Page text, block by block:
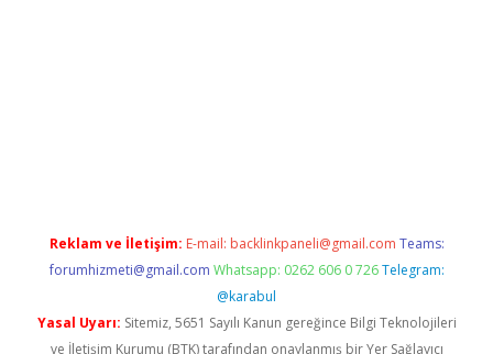
Reklam ve İletişim: E-mail: backlinkpaneli@gmail.com Teams:
forumhizmeti@gmail.com Whatsapp: 0262 606 0 726 Telegram:
@karabul
Yasal Uyarı: Sitemiz, 5651 Sayılı Kanun gereğince Bilgi Teknolojileri
ve İletişim Kurumu (BTK) tarafından onaylanmış bir Yer Sağlayıcı